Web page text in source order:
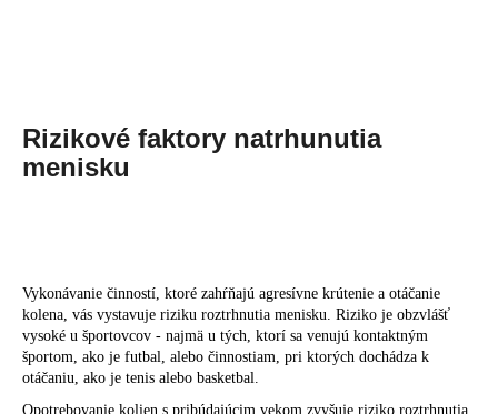
Rizikové faktory natrhunutia
menisku
Vykonávanie činností, ktoré zahŕňajú agresívne krútenie a otáčanie
kolena, vás vystavuje riziku roztrhnutia menisku. Riziko je obzvlášť
vysoké u športovcov - najmä u tých, ktorí sa venujú kontaktným
športom, ako je futbal, alebo činnostiam, pri ktorých dochádza k
otáčaniu, ako je tenis alebo basketbal.
Opotrebovanie kolien s pribúdajúcim vekom zvyšuje riziko roztrhnutia